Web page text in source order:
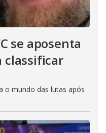
se aposenta
classificar
o mundo das lutas após